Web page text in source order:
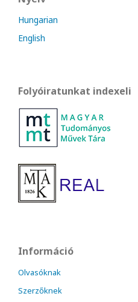
Hungarian
English
Folyóiratunkat indexeli
Információ
Olvasóknak
Szerzőknek